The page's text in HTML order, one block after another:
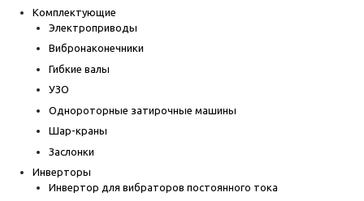
Комплектующие
Электроприводы
Вибронаконечники
Гибкие валы
УЗО
Однороторные затирочные машины
Шар-краны
Заслонки
Инверторы
Инвертор для вибраторов постоянного тока